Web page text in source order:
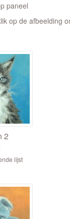
paneel
op de afbeelding
2
lijst